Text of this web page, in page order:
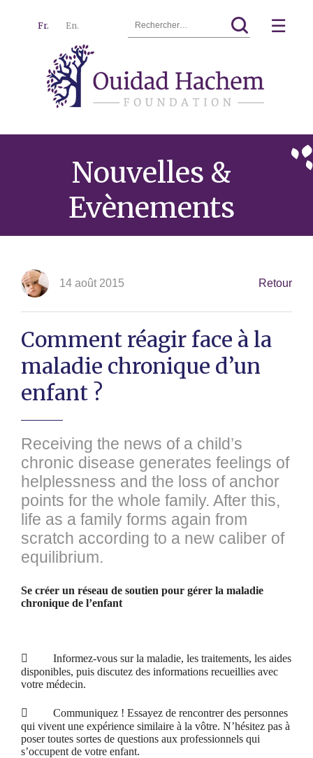
Hachem
Fr. En. ☰
Nouvelles &
Evènements
14 août 2015 Retour
Comment réagir face à la
maladie chronique d’un
enfant ?
Receiving the news of a child’s
chronic disease generates feelings of
helplessness and the loss of anchor
points for the whole family. After this,
life as a family forms again from
scratch according to a new caliber of
equilibrium.
Se créer un réseau de soutien pour gérer la maladie
chronique de l’enfant

Informez-vous sur la maladie, les traitements, les aides
disponibles, puis discutez des informations recueillies avec
votre médecin.

Communiquez ! Essayez de rencontrer des personnes
qui vivent une expérience similaire à la vôtre. N’hésitez pas à
poser toutes sortes de questions aux professionnels qui
s’occupent de votre enfant.